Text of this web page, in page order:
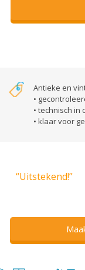
Antieke en
•
• technisch in
• klaar voor
“Uitstekend!”